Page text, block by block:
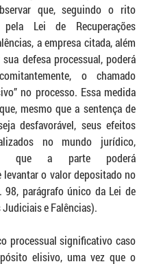
que, seguindo o rito
pela Lei de Recuperações
a empresa citada, além
defesa processual, poderá
o chamado
no processo. Essa medida
mesmo que a sentença de
desfavorável, seus efeitos
no mundo jurídico,
que a parte poderá
levantar o valor depositado no
98, parágrafo único da Lei de
Judiciais e Falências).
processual significativo caso
elisivo, uma vez que o